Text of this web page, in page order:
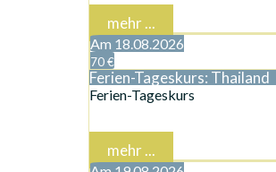
mehr ...
Am 18.08.2026
70 €
Ferien-Tageskurs: Thailand
Ferien-Tageskurs
mehr ...